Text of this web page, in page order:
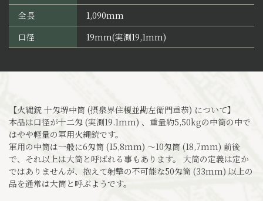
全長
1,090mm
口径
19mm(実測19,1mm)
【火縄銃 十匁堺中筒 (摂泉界住榎並勘左衛門重恭) について】
本品は口径が十二匁 (実測19.1mm) 、重量約5,50kgの中筒の中で
はやや軽量の軍用火縄銃です。
軍用の中筒は一般に6匁筒 (15,8mm) ～10匁筒 (18,7mm) 前後
で、それ以上は大筒と呼ばれる事もあります。 大筒の定義は定か
ではありませんが、抱えて射撃の不可能な50匁筒 (33mm) 以上の
品を通常は大筒と呼ぶようです。